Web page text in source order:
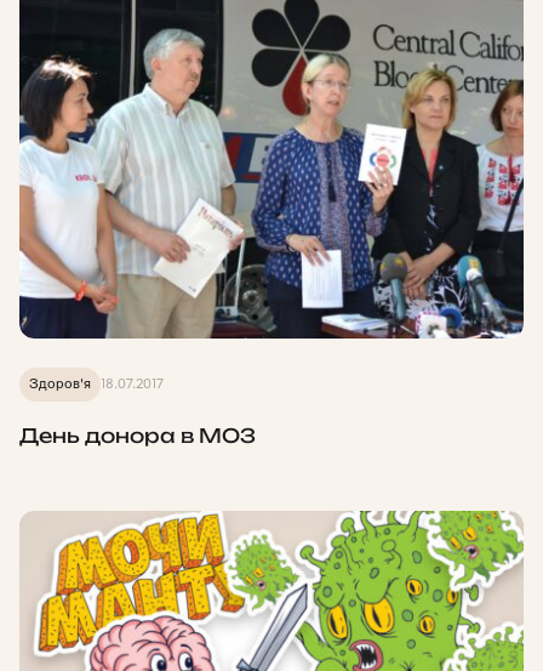
Здоров'я 18.07.2017
День донора в МОЗ